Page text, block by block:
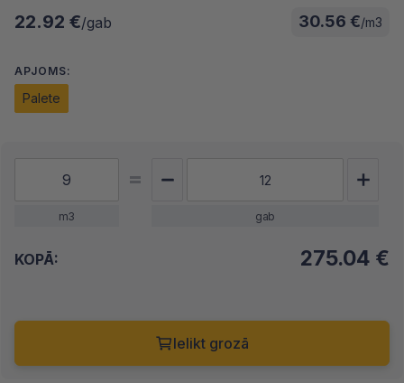
22.92 €/gab 30.56 €/m3
APJOMS:
Palete
m3 gab
KOPĀ: 275.04 €
Ielikt grozā